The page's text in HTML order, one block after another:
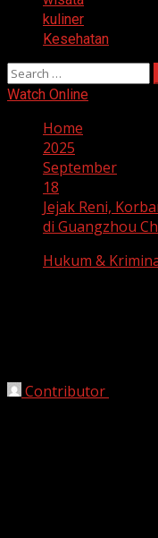
kuliner
Kesehatan
Search
for:
Watch Online
Home
2025
September
18
Jejak Reni,
di Guangzhou
Hukum &
Contributor